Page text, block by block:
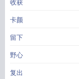
么格桑近况
疯长 鸦春枝
桑格桑的生活是什么样的?
收获
卡颜
留下
野心
复出